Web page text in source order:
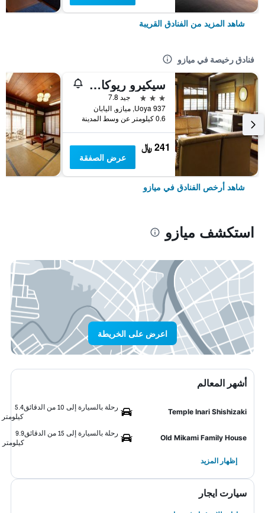
شاهد المزيد من الفنادق القريبة
فنادق رخيصة في ميازو
سيكيرو ريوكان هيستوريكال ميوزيام هوتل
3 نجوم
جيد 7.8
937 Uoya, ميازو, اليابان
0.6 كيلومتر عن وسط المدينة
241 ﷼
عرض الصفقة
شاهد أرخص الفنادق في ميازو
استكشف ميازو
اعرض على الخريطة
أشهر المعالم
Temple Inari Shishizaki
رحلة بالسيارة إلى 10 من الدقائق
5.4
كيلومتر
Old Mikami Family House
رحلة بالسيارة إلى 15 من الدقائق
9.9
كيلومتر
إظهار المزيد
سيارت ايجار